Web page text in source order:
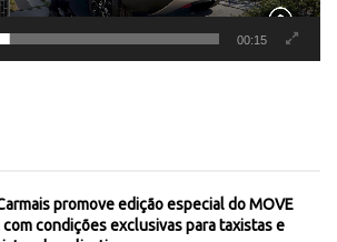
00:15
promove edição especial do MOVE
com condições exclusivas para taxistas e